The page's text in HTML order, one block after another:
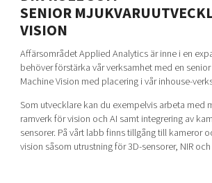
SENIOR
VISION
Affärsområdet Applied Analytics är inne i en
behöver förstärka vår verksamhet med en
Machine Vision med placering i vår inhouse-
Som utvecklare kan du exempelvis arbeta med
ramverk för vision och AI samt integrering av
sensorer. På vårt labb finns tillgång till kameror
vision såsom utrustning för 3D-sensorer, NIR och